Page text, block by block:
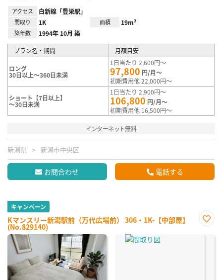
アクセス 白新線「豊栄駅」
間取り 1K 面積 19m²
築年数 1994年 10月 築
プラン名・期間 月額目安
ロング
30日以上～360日未満
1日当たり 2,600円～
97,800 円/月～
初期費用他 22,000円～
ショート【7日以上】
～30日未満
1日当たり 2,900円～
106,800 円/月～
初期費用他 16,500円～
インターネット無料
新潟県 新潟市中央区
お問合わせ 電話する
キャンペーン
Kマンスリー新潟駅前（万代広場前） 306・1K-【中部屋】
(No.829140)
に入